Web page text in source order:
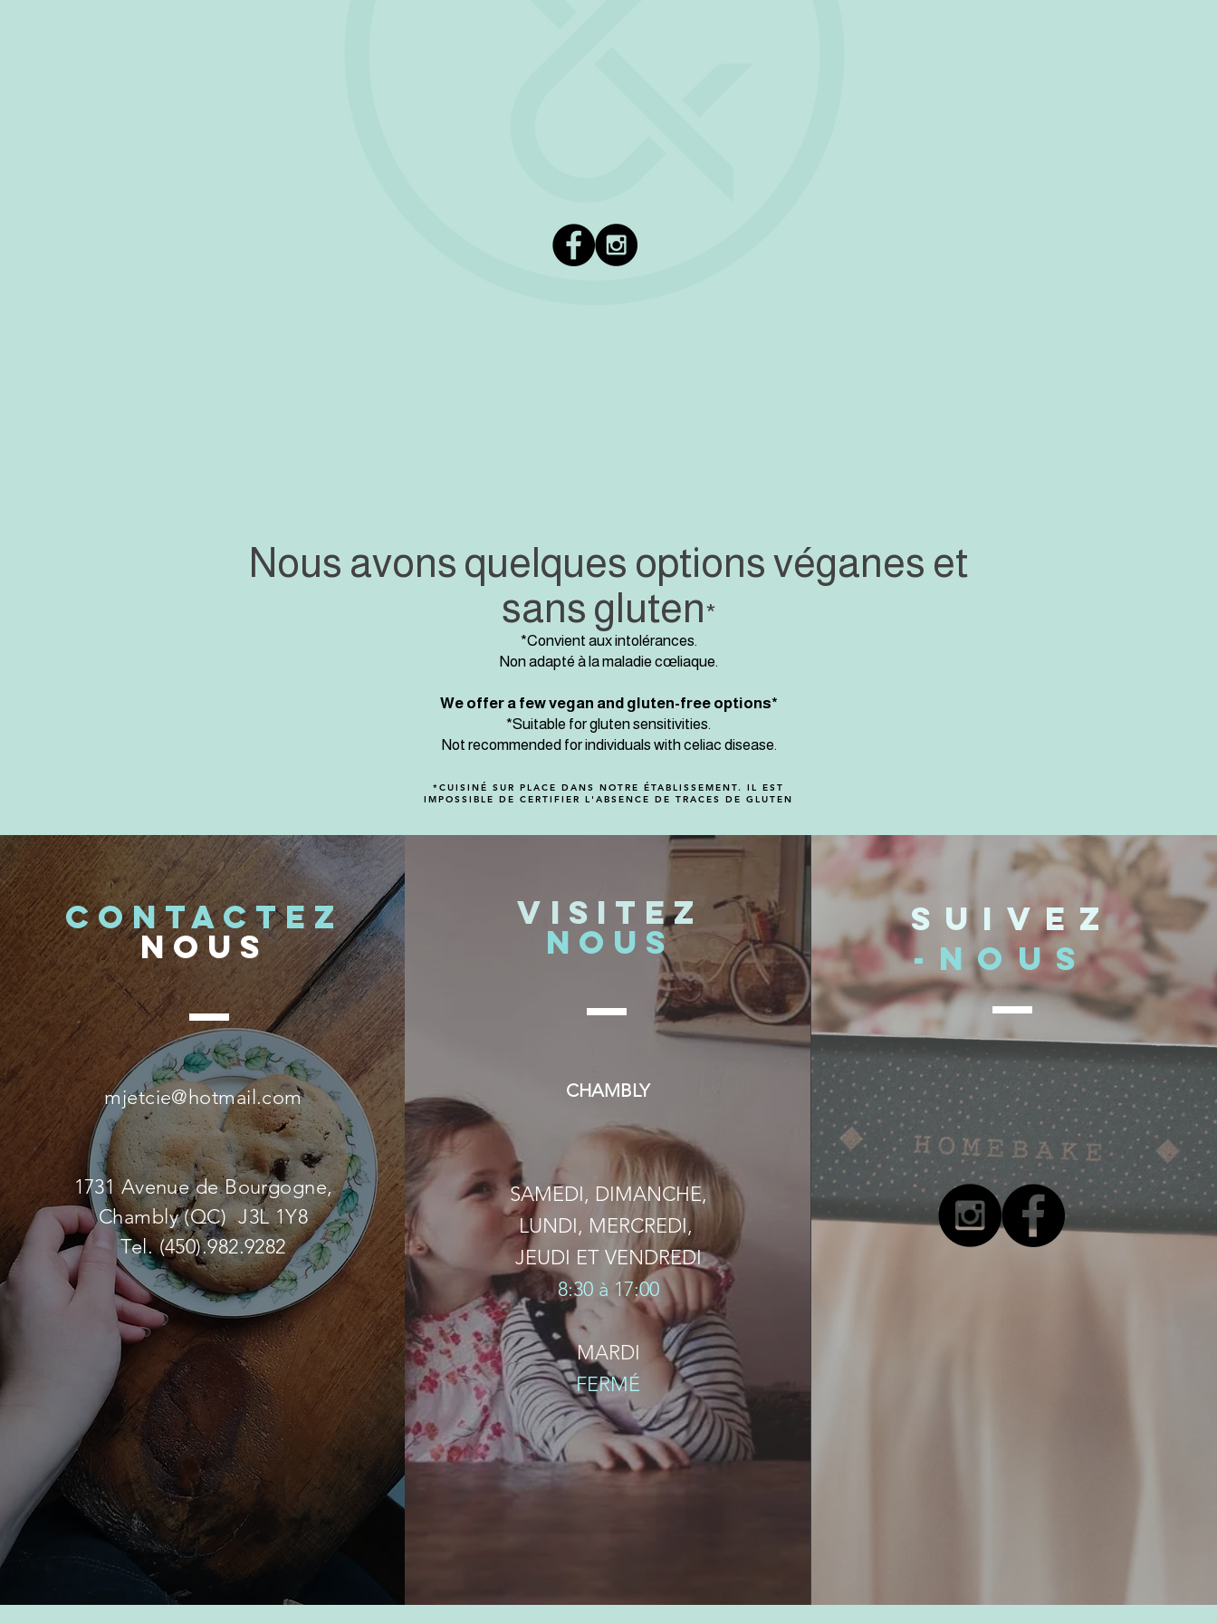
Nous avons quelques options véganes et
sans gluten*
*Convient aux intolérances.
Non adapté à la maladie cœliaque.
We offer a few vegan and gluten-free options*
*Suitable for gluten sensitivities.
Not recommended for individuals with celiac disease.
*CUISINÉ SUR PLACE DANS NOTRE ÉTABLISSEMENT. IL EST
IMPOSSIBLE DE CERTIFIER L'ABSENCE DE TRACES DE GLUTEN
CONTACTez
noUS
mjetcie@hotmail.com
1731 Avenue de Bourgogne,
Chambly (QC) J3L 1Y8
Tel. (450).982.9282
VISITEZ
NOUS
SAMEDI, DIMANCHE,
LUNDI, MERCREDI,
JEUDI ETVENDREDI
8:30 à 17:00
MARDI
FERMÉ
Suivez
-nous
CHAMBLY